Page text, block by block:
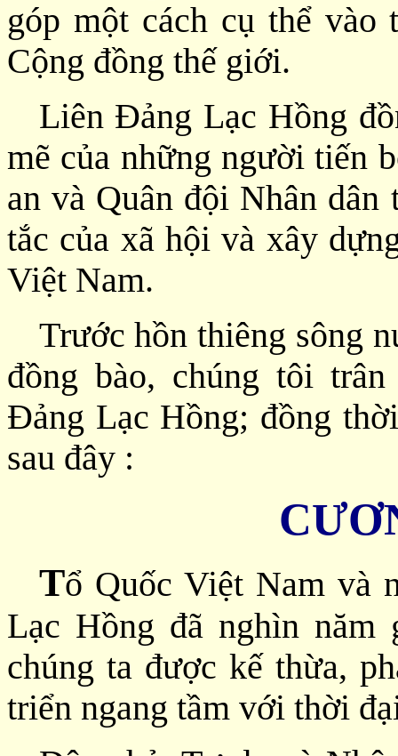
góp một cách cụ thể vào
Cộng đồng thế giới.
Liên Đảng Lạc Hồng
mẽ của những người tiến
an và Quân đội Nhân
tắc của xã hội và xây
Việt Nam.
Trước hồn thiêng sông
đồng bào, chúng tôi
Đảng Lạc Hồng; đồng
sau đây :
Tổ Quốc Việt Nam và
Lạc Hồng đã nghìn
chúng ta được kế thừa,
triển ngang tầm với thời